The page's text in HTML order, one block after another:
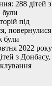
288 дітей з
були
під
повернулися
були
2022 року
з Донбасу,